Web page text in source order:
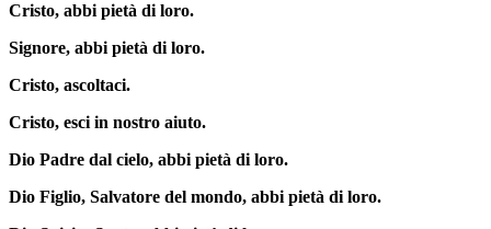
Cristo, abbi pietà di loro.
Signore, abbi pietà di loro.
Cristo, ascoltaci.
Cristo, esci in nostro aiuto.
Dio Padre dal cielo, abbi pietà di loro.
Dio Figlio, Salvatore del mondo, abbi pietà di loro.